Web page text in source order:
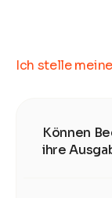
Ich stelle
Können
ihre